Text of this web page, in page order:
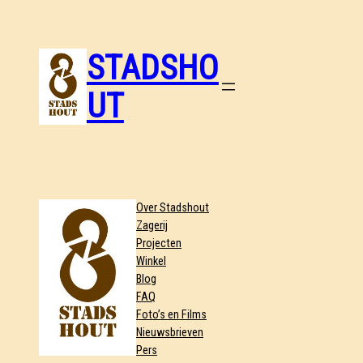
STADSHO
UT
Over Stadshout
Zagerij
Projecten
Winkel
Blog
FAQ
Foto’s en Films
Nieuwsbrieven
Pers